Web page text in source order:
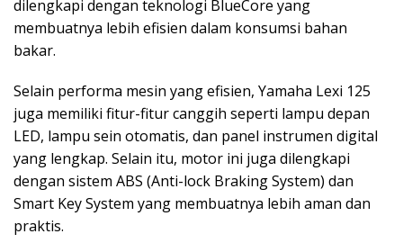
dilengkapi dengan teknologi BlueCore yang
membuatnya lebih efisien dalam konsumsi bahan
bakar.
Selain performa mesin yang efisien, Yamaha Lexi 125
juga memiliki fitur-fitur canggih seperti lampu depan
LED, lampu sein otomatis, dan panel instrumen digital
yang lengkap. Selain itu, motor ini juga dilengkapi
dengan sistem ABS (Anti-lock Braking System) dan
Smart Key System yang membuatnya lebih aman dan
praktis.